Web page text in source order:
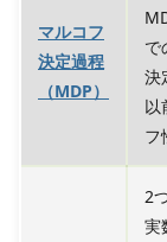
マルコフ
決定過程
（MDP）
で
決
以
フ
2
実